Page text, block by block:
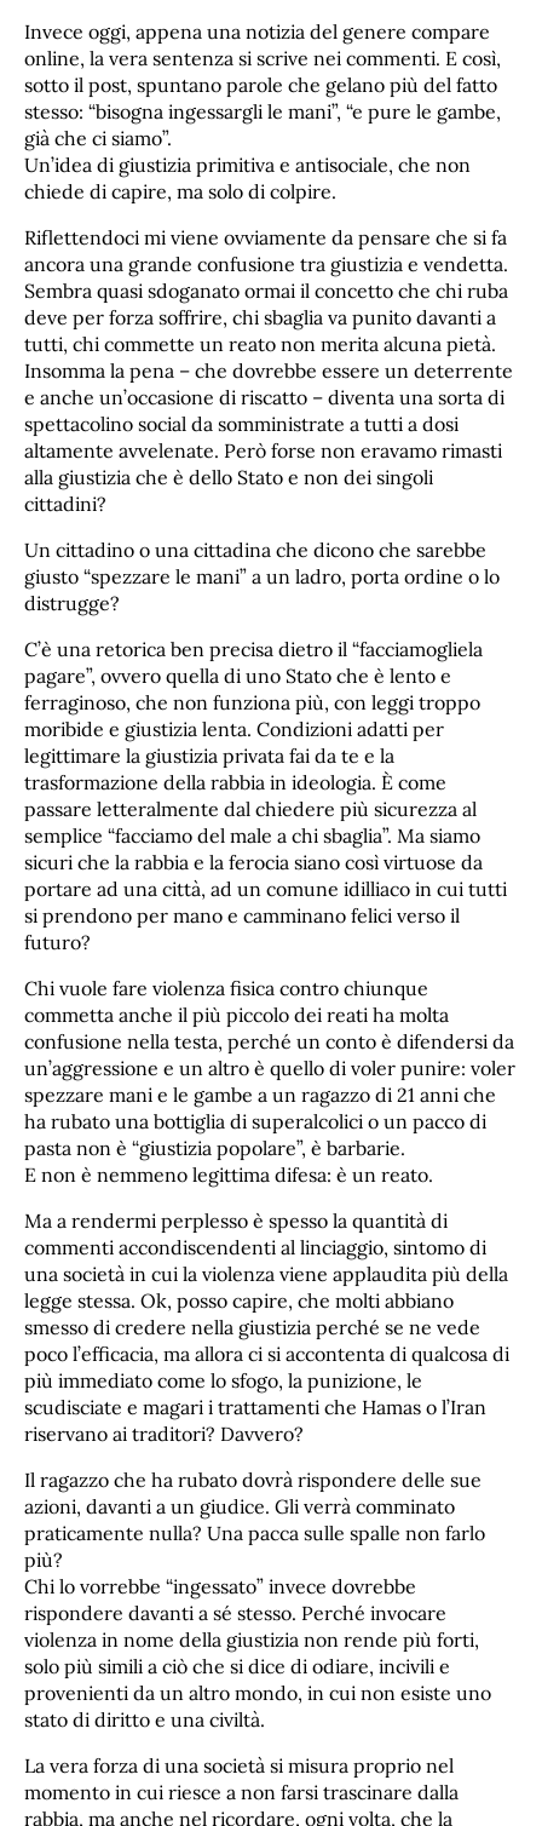
Invece oggi, appena una notizia del genere compare
online, la vera sentenza si scrive nei commenti. E così,
sotto il post, spuntano parole che gelano più del fatto
stesso: “bisogna ingessargli le mani”, “e pure le gambe,
già che ci siamo”.
Un’idea di giustizia primitiva e antisociale, che non
chiede di capire, ma solo di colpire.
Riflettendoci mi viene ovviamente da pensare che si fa
ancora una grande confusione tra giustizia e vendetta.
Sembra quasi sdoganato ormai il concetto che chi ruba
deve per forza soffrire, chi sbaglia va punito davanti a
tutti, chi commette un reato non merita alcuna pietà.
Insomma la pena – che dovrebbe essere un deterrente
e anche un’occasione di riscatto – diventa una sorta di
spettacolino social da somministrate a tutti a dosi
altamente avvelenate. Però forse non eravamo rimasti
alla giustizia che è dello Stato e non dei singoli
cittadini?
Un cittadino o una cittadina che dicono che sarebbe
giusto “spezzare le mani” a un ladro, porta ordine o lo
distrugge?
C’è una retorica ben precisa dietro il “facciamogliela
pagare”, ovvero quella di uno Stato che è lento e
ferraginoso, che non funziona più, con leggi troppo
moribide e giustizia lenta. Condizioni adatti per
legittimare la giustizia privata fai da te e la
trasformazione della rabbia in ideologia. È come
passare letteralmente dal chiedere più sicurezza al
semplice “facciamo del male a chi sbaglia”. Ma siamo
sicuri che la rabbia e la ferocia siano così virtuose da
portare ad una città, ad un comune idilliaco in cui tutti
si prendono per mano e camminano felici verso il
futuro?
Chi vuole fare violenza fisica contro chiunque
commetta anche il più piccolo dei reati ha molta
confusione nella testa, perché un conto è difendersi da
un’aggressione e un altro è quello di voler punire: voler
spezzare mani e le gambe a un ragazzo di 21 anni che
ha rubato una bottiglia di superalcolici o un pacco di
pasta non è “giustizia popolare”, è barbarie.
E non è nemmeno legittima difesa: è un reato.
Ma a rendermi perplesso è spesso la quantità di
commenti accondiscendenti al linciaggio, sintomo di
una società in cui la violenza viene applaudita più della
legge stessa. Ok, posso capire, che molti abbiano
smesso di credere nella giustizia perché se ne vede
poco l’efficacia, ma allora ci si accontenta di qualcosa di
più immediato come lo sfogo, la punizione, le
scudisciate e magari i trattamenti che Hamas o l’Iran
riservano ai traditori? Davvero?
Il ragazzo che ha rubato dovrà rispondere delle sue
azioni, davanti a un giudice. Gli verrà comminato
praticamente nulla? Una pacca sulle spalle non farlo
più?
Chi lo vorrebbe “ingessato” invece dovrebbe
rispondere davanti a sé stesso. Perché invocare
violenza in nome della giustizia non rende più forti,
solo più simili a ciò che si dice di odiare, incivili e
provenienti da un altro mondo, in cui non esiste uno
stato di diritto e una civiltà.
La vera forza di una società si misura proprio nel
momento in cui riesce a non farsi trascinare dalla
rabbia, ma anche nel ricordare, ogni volta, che la